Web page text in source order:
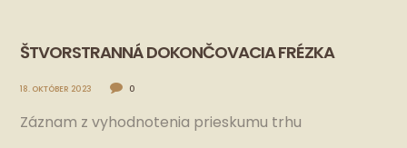
ŠTVORSTRANNÁ DOKONČOVACIA FRÉZKA
18. OKTÓBER 2023 0
Záznam z vyhodnotenia prieskumu trhu